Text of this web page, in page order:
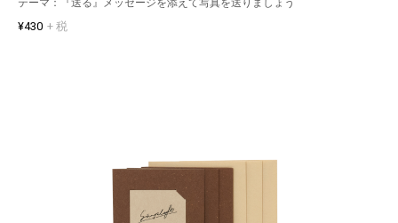
¥430 + 税